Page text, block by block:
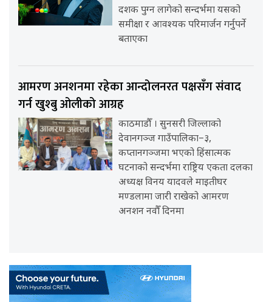
दशक पुग्न लागेको सन्दर्भमा यसको
समीक्षा र आवश्यक परिमार्जन गर्नुपर्ने
बताएका
आमरण अनशनमा रहेका आन्दोलनरत पक्षसँग संवाद
गर्न खुश्बु ओलीको आग्रह
काठमाडौँ । सुनसरी जिल्लाको
देवानगञ्ज गाउँपालिका–३,
कप्तानगञ्जमा भएको हिंसात्मक
घटनाको सन्दर्भमा राष्ट्रिय एकता दलका
अध्यक्ष विनय यादवले माइतीघर
मण्डलामा जारी राखेको आमरण
अनशन नवौँ दिनमा